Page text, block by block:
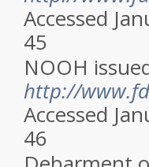
Accessed
45
NOOH
http://
Accessed
46